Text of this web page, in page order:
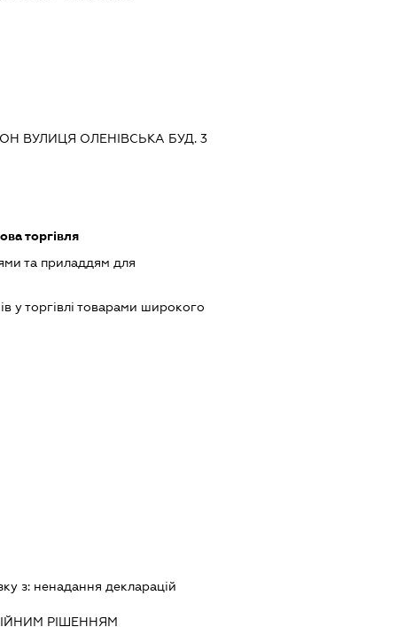
ВУЛИЦЯ ОЛЕНІВСЬКА БУД. 3
торгівля
та приладдям для
у торгівлі товарами широкого
з: ненадання декларацiй
РIШЕННЯМ